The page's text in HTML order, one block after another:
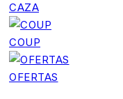
CAZA
COUP
OFERTAS